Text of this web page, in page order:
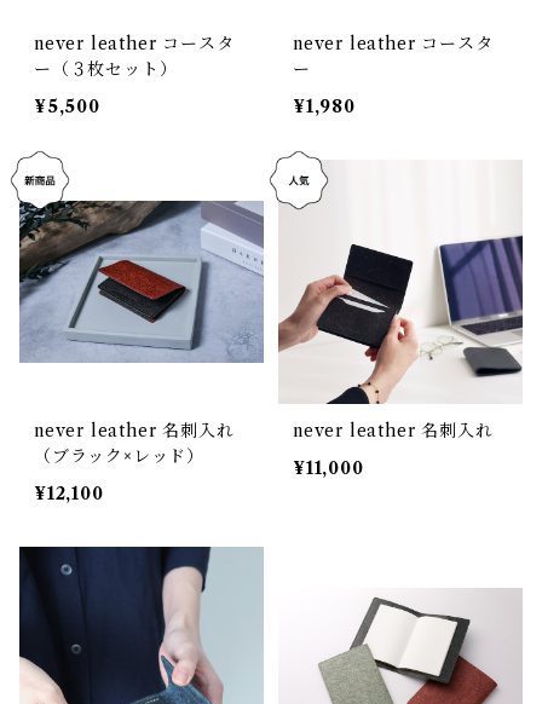
never leather コースタ
ー（３枚セット）
¥5,500
never leather コースタ
ー
¥1,980
never leather 名刺入れ
（ブラック×レッド）
¥12,100
never leather 名刺入れ
¥11,000